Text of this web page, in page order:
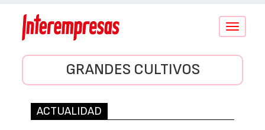
Conmutar
GRANDES CULTIVOS
ACTUALIDAD